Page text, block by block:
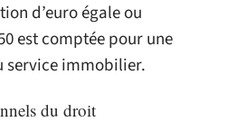
d’euro égale ou
est comptée pour une
immobilier.
du droit